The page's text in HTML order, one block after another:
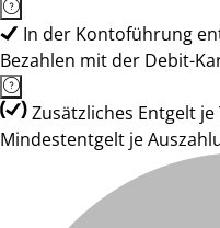
In der Kontoführung
Bezahlen mit der Debit-
Zusätzliches Entgelt
Mindestentgelt je